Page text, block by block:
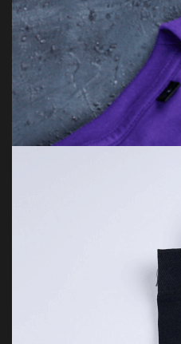
Merch Pack for conferences